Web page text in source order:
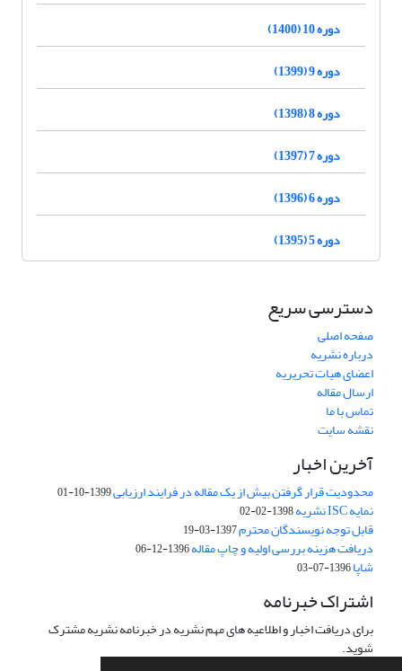
دوره 10 (1400)
دوره 9 (1399)
دوره 8 (1398)
دوره 7 (1397)
دوره 6 (1396)
دوره 5 (1395)
دسترسی سریع
صفحه اصلی
درباره نشریه
اعضای هیات تحریریه
ارسال مقاله
تماس با ما
نقشه سایت
آخرین اخبار
محدودیت قرار گرفتن بیش از یک مقاله در فرایند ارزیابی1399-10-01
نمایه ISC نشریه 1398-02-02
قابل توجه نویسندگان محترم1397-03-19
دریافت هزینه بررسی اولیه و چاپ مقاله1396-12-06
شاپا1396-07-03
اشتراک خبرنامه
برای دریافت اخبار و اطلاعیه های مهم نشریه در خبرنامه نشریه مشترک
شوید.